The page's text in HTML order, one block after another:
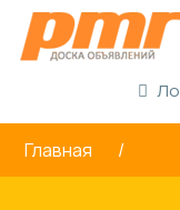
Главная